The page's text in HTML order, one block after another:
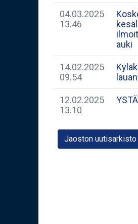
04.03.2025
13.46
auki
14.02.2025
09.54
12.02.2025
13.10
Jaoston uutisarkisto